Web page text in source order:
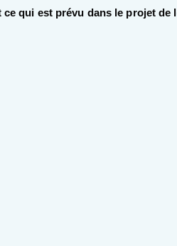
qui est prévu dans le projet de